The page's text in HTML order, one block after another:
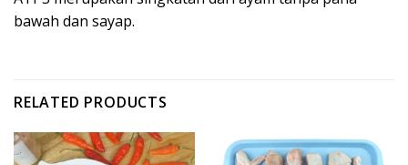
bawah dan sayap.
RELATED PRODUCTS